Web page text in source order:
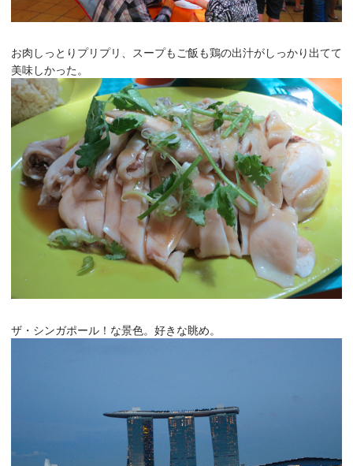
お肉しっとりプリプリ、スープもご飯も鶏の出汁がしっかり出てて
美味しかった。
ザ・シンガポール！な景色。好きな眺め。